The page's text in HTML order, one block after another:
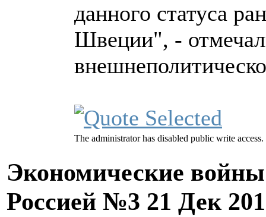
данного статуса
Швеции", -
The administrator has disabled public write access.
Экономические
Россией №3 21 Дек